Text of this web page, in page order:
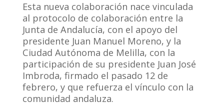
Esta nueva colaboración nace vinculada
al protocolo de colaboración entre la
Junta de Andalucía, con el apoyo del
presidente Juan Manuel Moreno, y la
Ciudad Autónoma de Melilla, con la
participación de su presidente Juan José
Imbroda, firmado el pasado 12 de
febrero, y que refuerza el vínculo con la
comunidad andaluza.